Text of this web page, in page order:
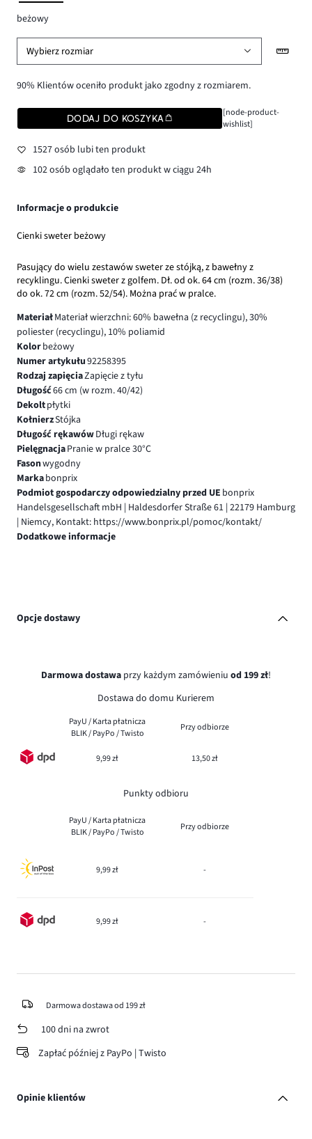
beżowy
Wybierz rozmiar
90% Klientów oceniło produkt jako zgodny z rozmiarem.
DODAJ DO KOSZYKA
[node-product-
wishlist]
1527 osób lubi ten produkt
102 osób oglądało ten produkt w ciągu 24h
Informacje o produkcie
Cienki sweter beżowy
Pasujący do wielu zestawów sweter ze stójką, z bawełny z
recyklingu. Cienki sweter z golfem. Dł. od ok. 64 cm (rozm. 36/38)
do ok. 72 cm (rozm. 52/54). Można prać w pralce.
MateriałMateriał wierzchni: 60% bawełna (z recyclingu), 30%
poliester (recyclingu), 10% poliamid
Kolorbeżowy
Numer artykułu92258395
Rodzaj zapięciaZapięcie z tyłu
Długość66 cm (w rozm. 40/42)
Dekoltpłytki
KołnierzStójka
Długość rękawówDługi rękaw
PielęgnacjaPranie w pralce 30°C
Fasonwygodny
Markabonprix
Podmiot gospodarczy odpowiedzialny przed UE bonprix
Handelsgesellschaft mbH | Haldesdorfer Straße 61 | 22179 Hamburg
| Niemcy, Kontakt: https://www.bonprix.pl/pomoc/kontakt/
Dodatkowe informacje
Opcje dostawy
Darmowa dostawa przy każdym zamówieniu od 199 zł!
Dostawa do domu Kurierem
PayU / Karta płatnicza
BLIK / PayPo / Twisto
Przy odbiorze
9,99 zł 13,50 zł
Punkty odbioru
PayU / Karta płatnicza
BLIK / PayPo / Twisto
Przy odbiorze
9,99 zł -
9,99 zł -
Darmowa dostawa od 199 zł
100 dni na zwrot
Zapłać później z PayPo | Twisto
Opinie klientów